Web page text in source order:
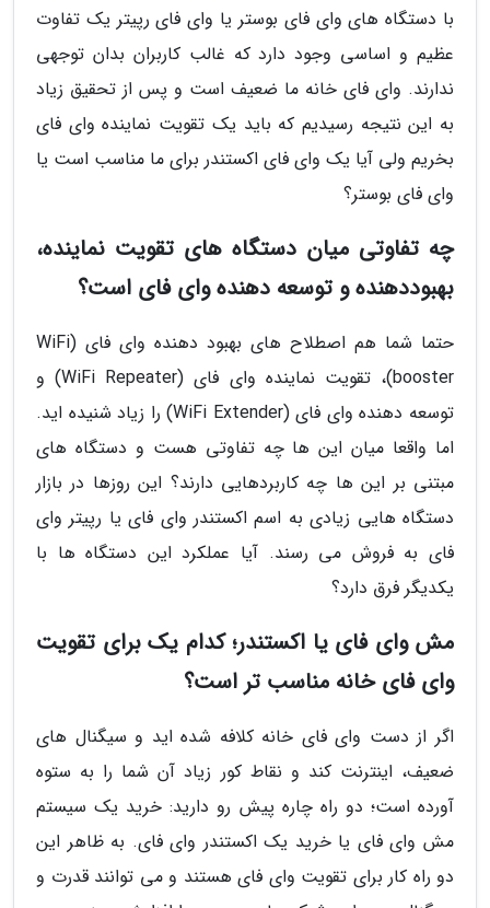
با دستگاه های وای فای بوستر یا وای فای رپیتر یک تفاوت
عظیم و اساسی وجود دارد که غالب کاربران بدان توجهی
ندارند. وای فای خانه ما ضعیف است و پس از تحقیق زیاد
به این نتیجه رسیدیم که باید یک تقویت نماینده وای فای
بخریم ولی آیا یک وای فای اکستندر برای ما مناسب است یا
وای فای بوستر؟
چه تفاوتی میان دستگاه های تقویت نماینده،
بهبوددهنده و توسعه دهنده وای فای است؟
حتما شما هم اصطلاح های بهبود دهنده وای فای (WiFi
booster)، تقویت نماینده وای فای (WiFi Repeater) و
توسعه دهنده وای فای (WiFi Extender) را زیاد شنیده اید.
اما واقعا میان این ها چه تفاوتی هست و دستگاه های
مبتنی بر این ها چه کاربردهایی دارند؟ این روزها در بازار
دستگاه هایی زیادی به اسم اکستندر وای فای یا رپیتر وای
فای به فروش می رسند. آیا عملکرد این دستگاه ها با
یکدیگر فرق دارد؟
مش وای فای یا اکستندر؛ کدام یک برای تقویت
وای فای خانه مناسب تر است؟
اگر از دست وای فای خانه کلافه شده اید و سیگنال های
ضعیف، اینترنت کند و نقاط کور زیاد آن شما را به ستوه
آورده است؛ دو راه چاره پیش رو دارید: خرید یک سیستم
مش وای فای یا خرید یک اکستندر وای فای. به ظاهر این
دو راه کار برای تقویت وای فای هستند و می توانند قدرت و